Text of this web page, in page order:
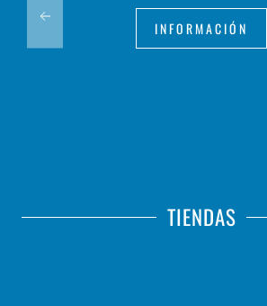
INFORMACIÓN
TIENDAS